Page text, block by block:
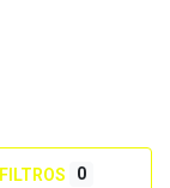
FILTROS 0